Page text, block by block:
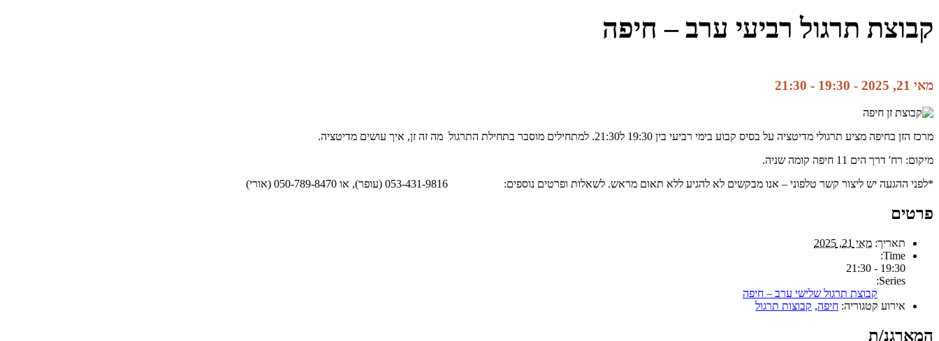
קבוצת תרגול רביעי ערב – חיפה
מאי 21, 2025 - 19:30 -
21:30
מרכז הזן בחיפה מציע תרגולי מדיטציה על בסיס קבוע בימי רביעי בין 19:30 ל21:30. למתחילים מוסבר בתחילת התרגול מה זה זן, איך עושים מדיטציה.
מיקום: רח' דרך הים 11 חיפה קומה שניה.
*לפני ההגעה יש ליצור קשר טלפוני – אנו מבקשים לא להגיע ללא תאום מראש. לשאלות ופרטים נוספים: 053-431-9816 (עופר), או 050-789-8470 (אורי)
פרטים
תאריך: מאי 21, 2025
Time:
19:30 - 21:30
Series:
קבוצת תרגול שלישי ערב – חיפה
אירוע קטגוריה: חיפה, קבוצות תרגול
המארגנ/ת